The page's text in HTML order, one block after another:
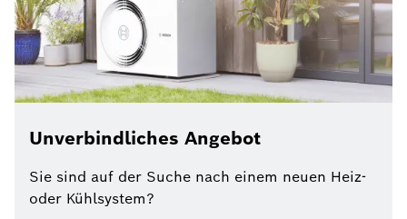
Unverbindliches Angebot
Sie sind auf der Suche nach einem neuen Heiz-
oder Kühlsystem?